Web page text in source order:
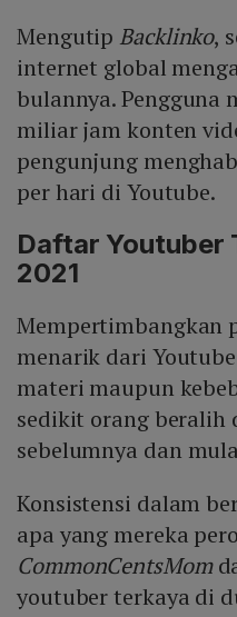
Mengutip Backlinko,
internet global
bulannya. Pengguna
miliar jam konten
pengunjung
per hari di Youtube.
Daftar Youtuber
2021
Mempertimbangkan
menarik dari
materi maupun
sedikit orang beralih
sebelumnya dan
Konsistensi dalam
apa yang mereka
CommonCentsMom
youtuber terkaya di